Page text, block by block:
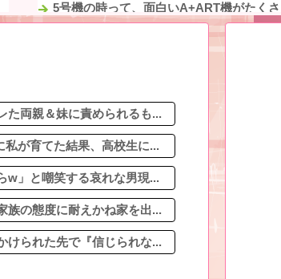
5号機の時って、面白いA+ART機がたく
【悲報】仙台育英の女部員←ベンチ入り
普段は足元で寝てるけど、 私が悪い夢を
た両親＆妹に責められるも...
が育てた結果、高校生に...
w」と嘲笑する哀れな男現...
族の態度に耐えかね家を出...
けられた先で『信じられな...